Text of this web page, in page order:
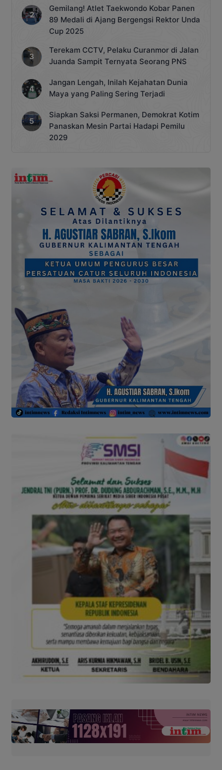
Gemilang! Atlet Taekwondo Kobar Panen
89 Medali di Ajang Bergengsi Rektor Unda
Cup 2025
Terekam CCTV, Pelaku Curanmor di Jalan
Juanda Sampit Ternyata Seorang PNS
Jangan Lengah, Inilah Kejahatan Dunia
Maya yang Paling Sering Terjadi
Siapkan Saksi Permanen, Demokrat Kotim
Panaskan Mesin Partai Hadapi Pemilu
2029